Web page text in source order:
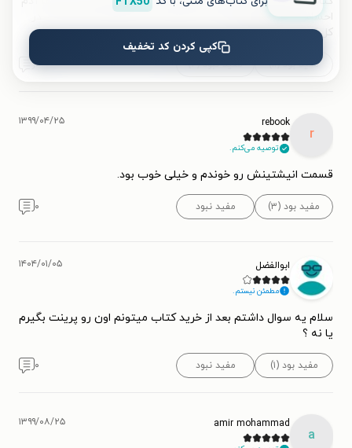
احساس میکنه کمی لحن تند و انتقادی به افراد مورد بحث داره. در
کل کتاب خوبی هست.
مفید بود (۱۱) مفید نبود (۲) ۰
r
rebook
توصیه می‌کنم.
۱۳۹۹/۰۴/۲۵
قسمت انیشتینش رو خوندم و خیلی خوب بود.
مفید بود (۳) مفید نبود ۰
ابوالفضل
مطمئن نیستم.
۱۴۰۴/۰۱/۰۵
سلام یه سوال داشتم بعد از خرید کتاب میتونم اون رو پرینت بگیرم
یا نه ؟
مفید بود (۱) مفید نبود ۰
a
amir mohammad ۱۳۹۹/۰۸/۲۵
کپی کردن کد تخفیف